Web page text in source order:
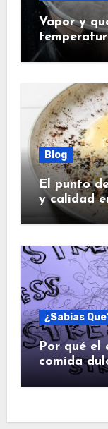
Vapor y
Blog
El punto
y calidad
¿Sabias
Por qué el
comida